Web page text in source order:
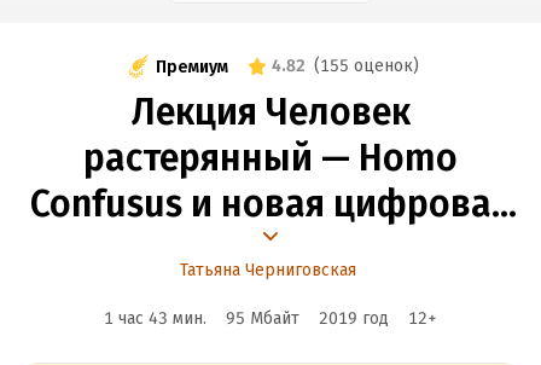
Премиум 4.82 (155 оценок)
Лекция Человек
растерянный — Homo
Confusus и новая цифровая
реальность
Татьяна Черниговская
1 час 43 мин. 95 Мбайт 2019 год 12+